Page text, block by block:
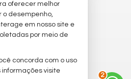
newsletter
imóvel
oferecer melhor
o desempenho,
em nosso site e
por meio de
concorda com o uso
informações visite